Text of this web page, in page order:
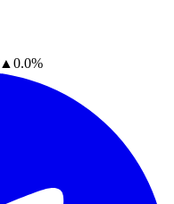
▲ 0.0%